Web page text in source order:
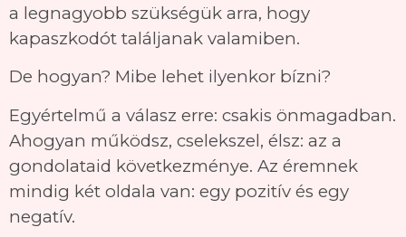
a legnagyobb szükségük arra, hogy
kapaszkodót találjanak valamiben.
De hogyan? Mibe lehet ilyenkor bízni?
Egyértelmű a válasz erre: csakis önmagadban.
Ahogyan működsz, cselekszel, élsz: az a
gondolataid következménye. Az éremnek
mindig két oldala van: egy pozitív és egy
negatív.